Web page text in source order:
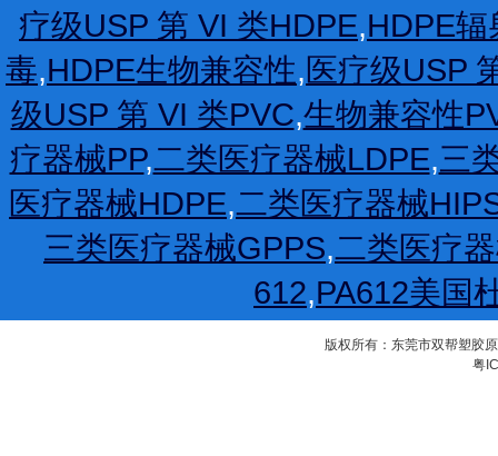
疗级USP 第 VI 类HDPE,HDPE辐
毒,HDPE生物兼容性,医疗级USP
级USP 第 VI 类PVC,生物兼容性
疗器械PP,二类医疗器械LDPE,三
医疗器械HDPE,二类医疗器械
三类医疗器械GPPS,二类医疗
612,PA612美国
版权所有：东莞市双帮塑胶
粤